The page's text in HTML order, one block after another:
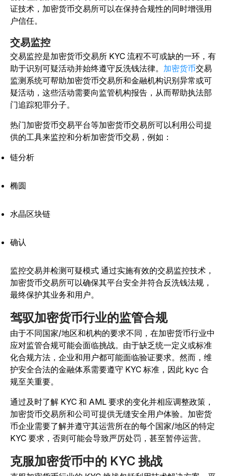
证技术，加密货币交易所可以在保持合规性的同时增强用
户信任。
交易监控
交易监控是加密货币交易所 KYC 流程不可或缺的一环，有
助于识别可疑活动并始终遵守反洗钱法律。 加密货币交易
监测系统可帮助加密货币交易所和金融机构识别异常或可
疑活动，这些活动需要向监管机构报告，从而帮助执法部
门追踪犯罪分子。
热门加密货币交易平台等加密货币交易所可以利用公司提
供的工具来监控和分析加密货币交易，例如：
链分析
椭圆
水晶区块链
确认
监控交易并检测可疑模式 通过实施有效的交易监控技术，
加密货币交易所可以确保其平台安全并符合反洗钱法规，
最终保护其业务和用户。
驾驭加密货币行业的监管合规
由于不同国家/地区和机构的要求不同，在加密货币行业中
应对监管合规可能会面临挑战。由于缺乏统一定义或标准
化合规方法，企业和用户都可能面临验证要求。然而，维
护安全合法的金融体系需要遵守 KYC 标准，因此 kyc 合
规至关重要。
通过及时了解 KYC 和 AML 要求的变化并相应调整政策，
加密货币交易所和公司可提供无缝安全用户体验。加密货
币企业需要了解并遵守其运营所在的每个国家/地区的特定
KYC 要求，否则可能会导致严厉处罚，甚至暂停运营。
克服加密货币中的 KYC 挑战